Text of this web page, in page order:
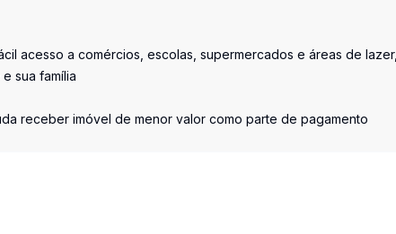
acesso a comércios, escolas, supermercados e áreas de lazer,
sua família
receber imóvel de menor valor como parte de pagamento